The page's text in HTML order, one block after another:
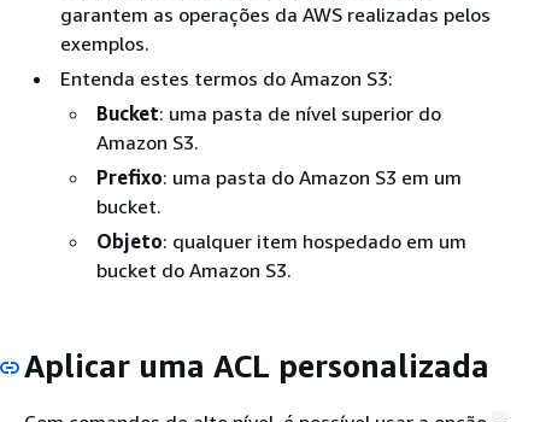
garantem as operações da AWS realizadas pelos
exemplos.
Entenda estes termos do Amazon S3:
Bucket: uma pasta de nível superior do
Amazon S3.
Prefixo: uma pasta do Amazon S3 em um
bucket.
Objeto: qualquer item hospedado em um
bucket do Amazon S3.
Aplicar uma ACL personalizada